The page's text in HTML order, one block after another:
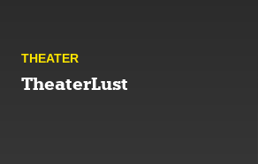
THEATER
TheaterLust